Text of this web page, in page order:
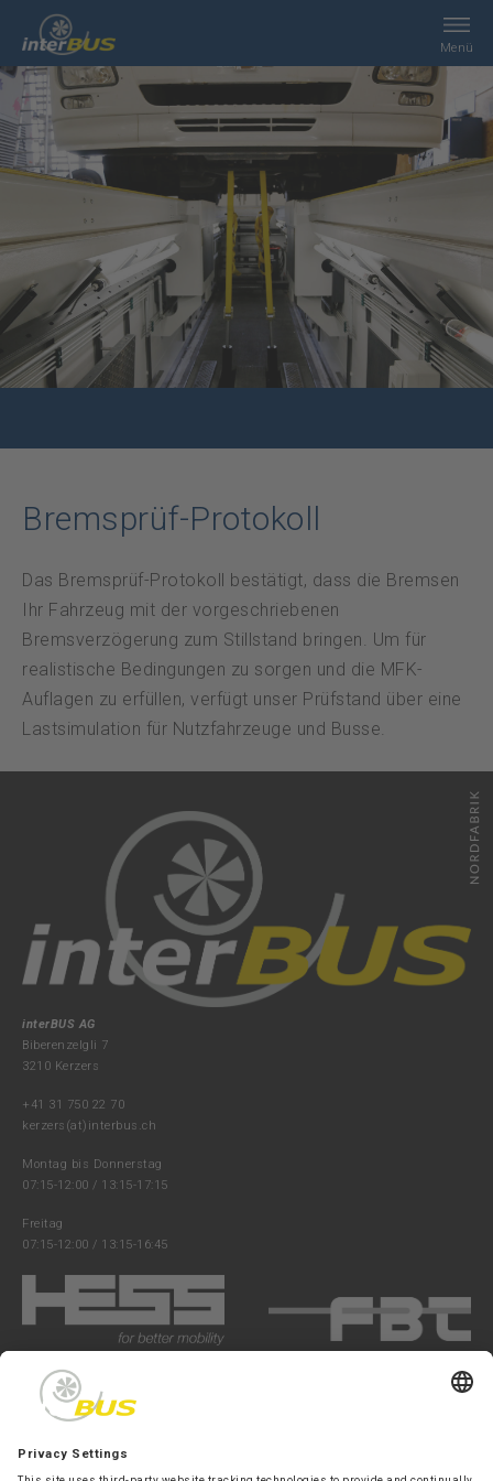
Home
Suche
Leistungen
interBUS
Kontakt
Notfall
Menü
Bremsprüf-Protokoll
Das Bremsprüf-Protokoll bestätigt, dass die Bremsen
Ihr Fahrzeug mit der vorgeschriebenen
Bremsverzögerung zum Stillstand bringen. Um für
realistische Bedingungen zu sorgen und die MFK-
Auflagen zu erfüllen, verfügt unser Prüfstand über eine
Lastsimulation für Nutzfahrzeuge und Busse.
interBUS AG
Biberenzelgli 7
3210 Kerzers
+41 31 750 22 70
kerzers(at)interbus.ch
Montag bis Donnerstag
07:15-12:00 / 13:15-17:15
Freitag
07:15-12:00 / 13:15-16:45